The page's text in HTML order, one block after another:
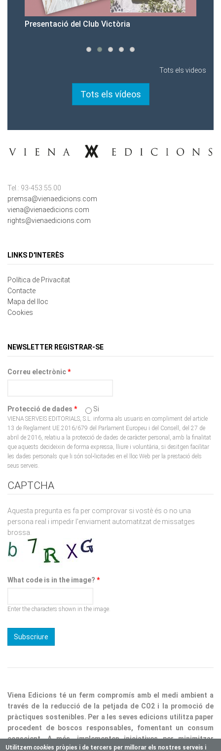
Presentació del Club Victòria
Tots els videos
Tots els vídeos
Tel.: 93-453.55.00
premsa@vienaedicions.com
viena@vienaedicions.com
rights@vienaedicions.com
LINKS D'INTERÈS
Política de Privacitat
Contacte
Mapa del lloc
Cookies
NEWSLETTER REGISTRAR-SE
Correu electrònic*
Protecció de dades * Si
VIENA SERVEIS EDITORIALS, S.L. informa als usuaris en compliment del article
13 de Reglament UE 2016/679 del Parlament Europeu i del Consell, del 27 de
abril de 2016, relatiu a la protecció de dades de caràcter personal, amb la finalitat
que aquests decideixin de forma expressa, lliure i voluntària, si desitgen facilitar
les dades personals que li són sol•licitades en el lloc Web per la prestació dels
seus serveis.
CAPTCHA
Aquesta pregunta es fa per comprovar si vostè és o no una
persona real i impedir l'enviament automatitzat de missatges
brossa.
What code is in the image? *
Enter the characters shown in the image.
Viena Edicions té un ferm compromís amb el medi ambient a
través de la reducció de la petjada de CO2 i la promoció de
pràctiques sostenibles. Per a les seves edicions utilitza paper
procedent de boscos responsables, fomentant un consum
conscient. A més, implementen iniciatives per minimitzar
Utilitzemcookies pròpies i de tercers per millorar els nostres serveis i